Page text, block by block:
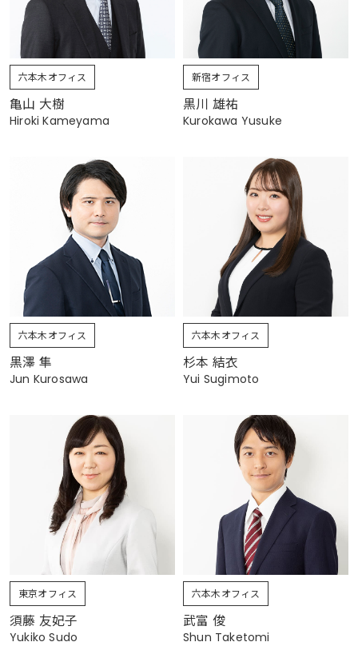
六本木オフィス
亀山 大樹
Hiroki Kameyama
新宿オフィス
黒川 雄祐
Kurokawa Yusuke
六本木オフィス
黒澤 隼
Jun Kurosawa
六本木オフィス
杉本 結衣
Yui Sugimoto
東京オフィス
須藤 友妃子
Yukiko Sudo
六本木オフィス
武富 俊
Shun Taketomi